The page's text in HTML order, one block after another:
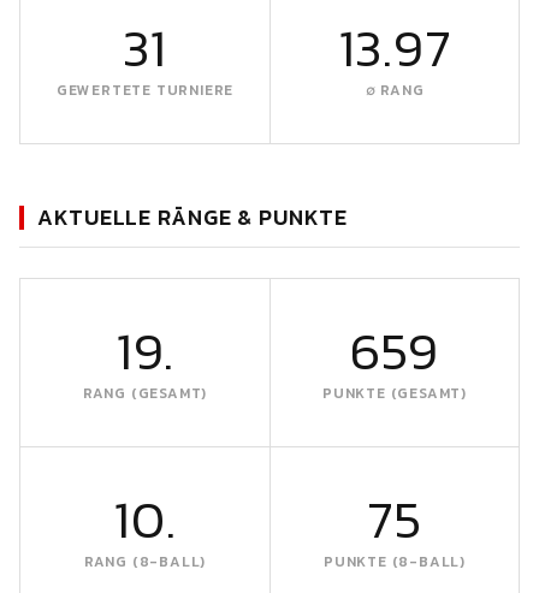
31
GEWERTETE TURNIERE
13.97
∅ RANG
AKTUELLE RÄNGE & PUNKTE
19.
RANG (GESAMT)
659
PUNKTE (GESAMT)
10.
RANG (8-BALL)
75
PUNKTE (8-BALL)